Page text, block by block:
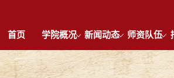
首页 学院概况 新闻动态 师资队伍